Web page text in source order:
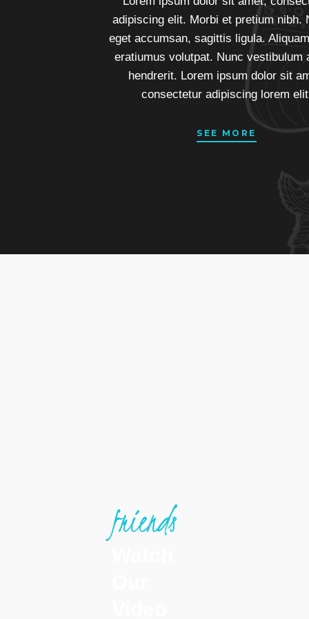
adipiscing elit. Morbi et pretium nibh.
eget accumsan, sagittis ligula.
eratiumus volutpat. Nunc vestibulum
hendrerit. Lorem ipsum dolor sit
consectetur adipiscing lorem
SEE MORE
friends